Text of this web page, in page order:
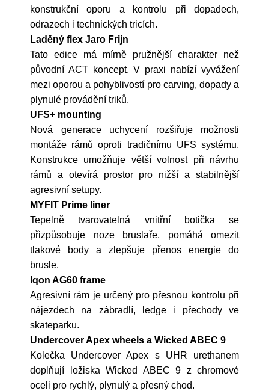
konstrukční oporu a kontrolu při dopadech,
odrazech i technických tricích.
Laděný flex Jaro Frijn
Tato edice má mírně pružnější charakter než
původní ACT koncept. V praxi nabízí vyvážení
mezi oporou a pohyblivostí pro carving, dopady a
plynulé provádění triků.
UFS+ mounting
Nová generace uchycení rozšiřuje možnosti
montáže rámů oproti tradičnímu UFS systému.
Konstrukce umožňuje větší volnost při návrhu
rámů a otevírá prostor pro nižší a stabilnější
agresivní setupy.
MYFIT Prime liner
Tepelně tvarovatelná vnitřní botička se
přizpůsobuje noze bruslaře, pomáhá omezit
tlakové body a zlepšuje přenos energie do
brusle.
Iqon AG60 frame
Agresivní rám je určený pro přesnou kontrolu při
nájezdech na zábradlí, ledge i přechody ve
skateparku.
Undercover Apex wheels a Wicked ABEC 9
Kolečka Undercover Apex s UHR urethanem
doplňují ložiska Wicked ABEC 9 z chromové
oceli pro rychlý, plynulý a přesný chod.